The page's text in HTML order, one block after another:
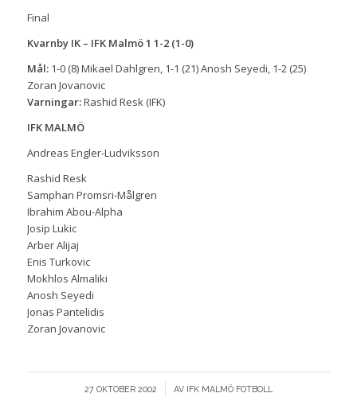
Final
Kvarnby IK – IFK Malmö 1 1-2 (1-0)
Mål:1-0 (8) Mikael Dahlgren, 1-1 (21) Anosh Seyedi, 1-2 (25)
Zoran Jovanovic
Varningar:Rashid Resk (IFK)
IFK MALMÖ
Andreas Engler-Ludviksson
Rashid Resk
Samphan Promsri-Målgren
Ibrahim Abou-Alpha
Josip Lukic
Arber Alijaj
Enis Turkovic
Mokhlos Almaliki
Anosh Seyedi
Jonas Pantelidis
Zoran Jovanovic
27 OKTOBER 2002
/ AV IFK MALMÖ FOTBOLL